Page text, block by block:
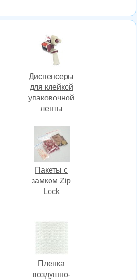
Диспенсеры
для клейкой
упаковочной
ленты
Пакеты с
замком Zip
Lock
Пленка
воздушно-